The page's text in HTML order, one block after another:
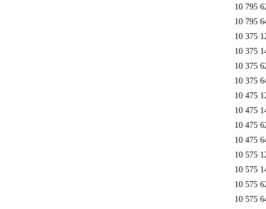
10 795
10 795
10 375
10 375
10 375
10 375
10 475
10 475
10 475
10 475
10 575
10 575
10 575
10 575